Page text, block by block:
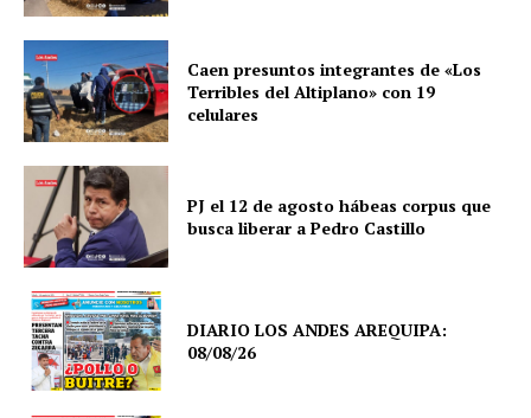
Caen presuntos integrantes de «Los
Terribles del Altiplano» con 19
celulares
PJ el 12 de agosto hábeas corpus que
busca liberar a Pedro Castillo
DIARIO LOS ANDES AREQUIPA:
08/08/26